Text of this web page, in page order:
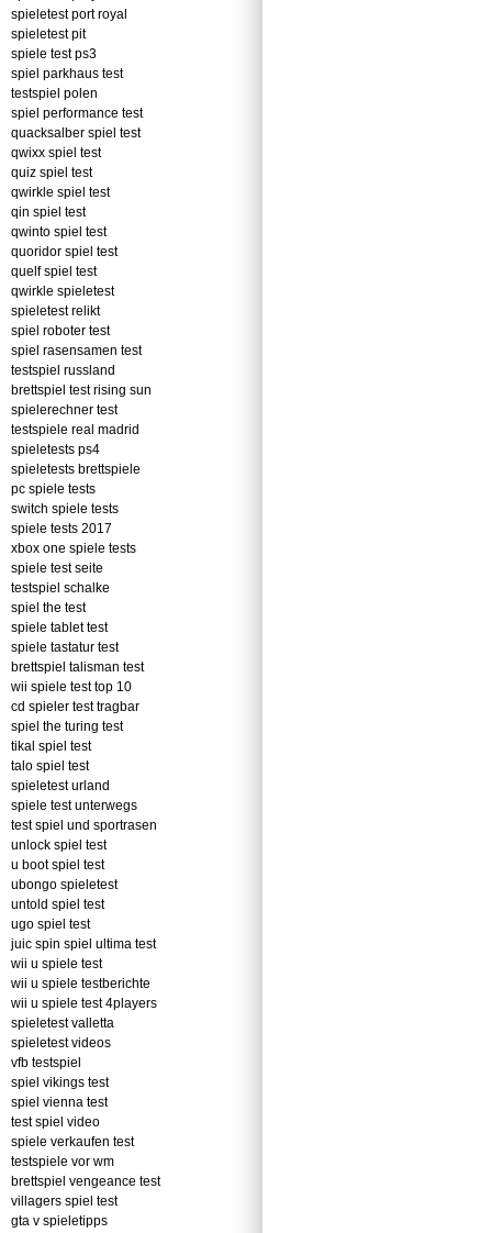
spieletest port royal
spieletest pit
spiele test ps3
spiel parkhaus test
testspiel polen
spiel performance test
quacksalber spiel test
qwixx spiel test
quiz spiel test
qwirkle spiel test
qin spiel test
qwinto spiel test
quoridor spiel test
quelf spiel test
qwirkle spieletest
spieletest relikt
spiel roboter test
spiel rasensamen test
testspiel russland
brettspiel test rising sun
spielerechner test
testspiele real madrid
spieletests ps4
spieletests brettspiele
pc spiele tests
switch spiele tests
spiele tests 2017
xbox one spiele tests
spiele test seite
testspiel schalke
spiel the test
spiele tablet test
spiele tastatur test
brettspiel talisman test
wii spiele test top 10
cd spieler test tragbar
spiel the turing test
tikal spiel test
talo spiel test
spieletest urland
spiele test unterwegs
test spiel und sportrasen
unlock spiel test
u boot spiel test
ubongo spieletest
untold spiel test
ugo spiel test
juic spin spiel ultima test
wii u spiele test
wii u spiele testberichte
wii u spiele test 4players
spieletest valletta
spieletest videos
vfb testspiel
spiel vikings test
spiel vienna test
test spiel video
spiele verkaufen test
testspiele vor wm
brettspiel vengeance test
villagers spiel test
gta v spieletipps